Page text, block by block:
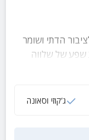
הדתי ושומר
שפע של שלווה
ג‘קוזי וסאונה